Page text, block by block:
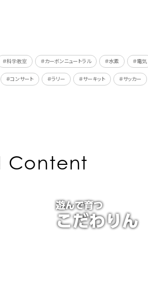
＃科学教室 ＃カーボンニュートラル ＃水素 ＃電気
＃コンサート ＃ラリー ＃サーキット ＃サッカー
Content